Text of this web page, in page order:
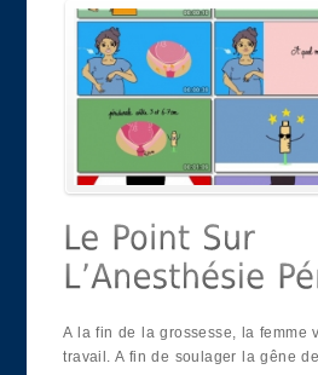
A la fin de la grossesse, la femme
travail. A fin de soulager la gêne